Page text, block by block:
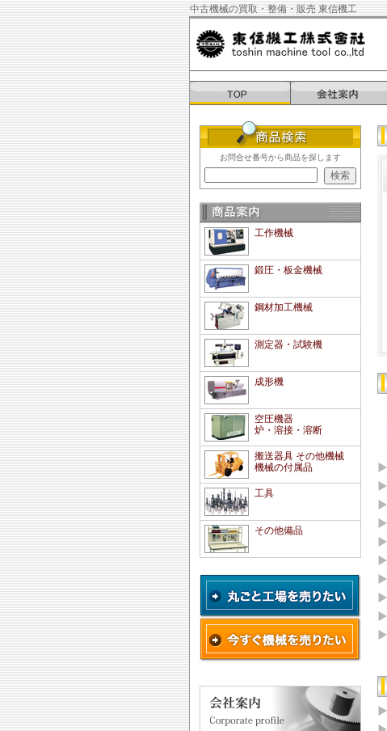
中古機械の買取・整備・販売 東信機工
お問合せ番号から商品を探します
工作機械
鍛圧・板金機械
鋼材加工機械
測定器・試験機
成形機
空圧機器
炉・溶接・溶断
搬送器具 その他機械
機械の付属品
工具
その他備品